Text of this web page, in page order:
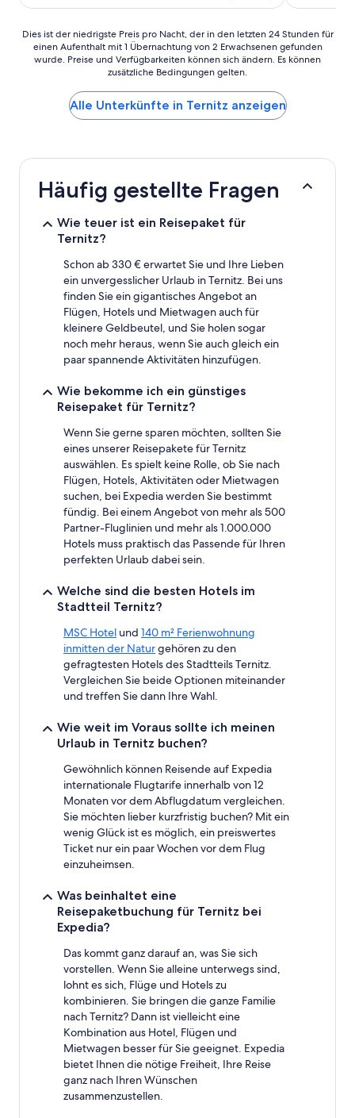
Dies
der
den
24 Stunden
einen
Aufenthalt
1 Übernachtung
2 Erwachsenen
gefunden
Verfügbarkeiten
zusätzliche
Bedingungen
Dies ist der niedrigste Preis pro Nacht, der in den letzten 24 Stunden für
einen Aufenthalt mit 1 Übernachtung von 2 Erwachsenen gefunden
wurde. Preise und Verfügbarkeiten können sich ändern. Es können
zusätzliche Bedingungen gelten.
Alle Unterkünfte in Ternitz anzeigen
Häufig gestellte Fragen
Wie teuer ist ein Reisepaket für
Ternitz?
Schon ab 330 € erwartet Sie und Ihre Lieben
ein unvergesslicher Urlaub in Ternitz. Bei uns
finden Sie ein gigantisches Angebot an
Flügen, Hotels und Mietwagen auch für
kleinere Geldbeutel, und Sie holen sogar
noch mehr heraus, wenn Sie auch gleich ein
paar spannende Aktivitäten hinzufügen.
Wie bekomme ich ein günstiges
Reisepaket für Ternitz?
Wenn Sie gerne sparen möchten, sollten Sie
eines unserer Reisepakete für Ternitz
auswählen. Es spielt keine Rolle, ob Sie nach
Flügen, Hotels, Aktivitäten oder Mietwagen
suchen, bei Expedia werden Sie bestimmt
fündig. Bei einem Angebot von mehr als 500
Partner-Fluglinien und mehr als 1.000.000
Hotels muss praktisch das Passende für Ihren
perfekten Urlaub dabei sein.
Welche sind die besten Hotels im
Stadtteil Ternitz?
MSC Hotel und 140 m² Ferienwohnung
inmitten der Naturgehören zu den
gefragtesten Hotels des Stadtteils Ternitz.
Vergleichen Sie beide Optionen miteinander
und treffen Sie dann Ihre Wahl.
Wie weit im Voraus sollte ich meinen
Urlaub in Ternitz buchen?
Gewöhnlich können Reisende auf Expedia
internationale Flugtarife innerhalb von 12
Monaten vor dem Abflugdatum vergleichen.
Sie möchten lieber kurzfristig buchen? Mit ein
wenig Glück ist es möglich, ein preiswertes
Ticket nur ein paar Wochen vor dem Flug
einzuheimsen.
Was beinhaltet eine
Reisepaketbuchung für Ternitz bei
Expedia?
Das kommt ganz darauf an, was Sie sich
vorstellen. Wenn Sie alleine unterwegs sind,
lohnt es sich, Flüge und Hotels zu
kombinieren. Sie bringen die ganze Familie
nach Ternitz? Dann ist vielleicht eine
Kombination aus Hotel, Flügen und
Mietwagen besser für Sie geeignet. Expedia
bietet Ihnen die nötige Freiheit, Ihre Reise
ganz nach Ihren Wünschen
zusammenzustellen.